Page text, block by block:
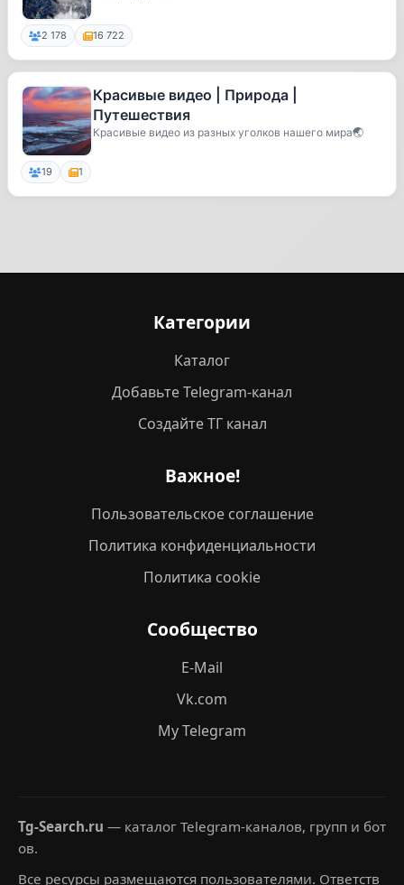
2 178 16 722
Красивые видео | Природа |
Путешествия
Красивые видео из разных уголков нашего мира🌏
19 1
Категории
Каталог
Добавьте Telegram-канал
Создайте ТГ канал
Важное!
Пользовательское соглашение
Политика конфиденциальности
Политика cookie
Сообщество
E-Mail
Vk.com
My Telegram
Tg-Search.ru — каталог Telegram-каналов, групп и бот
ов.
Все ресурсы размещаются пользователями. Ответств